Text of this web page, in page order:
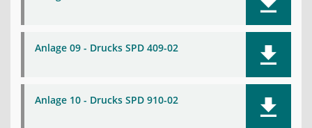
Anlage 09 - Drucks SPD 409-02
Anlage 10 - Drucks SPD 910-02